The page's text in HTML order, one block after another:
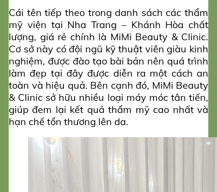
Cái tên tiếp theo trong danh sách các thẩm
mỹ viện tại Nha Trang – Khánh Hòa chất
lượng, giá rẻ chính là MiMi Beauty & Clinic.
Cơ sở này có đội ngũ kỹ thuật viên giàu kinh
nghiệm, được đào tạo bài bản nên quá trình
làm đẹp tại đây được diễn ra một cách an
toàn và hiệu quả. Bên cạnh đó, MiMi Beauty
& Clinic sở hữu nhiều loại máy móc tân tiến,
giúp đem lại kết quả thẩm mỹ cao nhất và
hạn chế tổn thương lên da.